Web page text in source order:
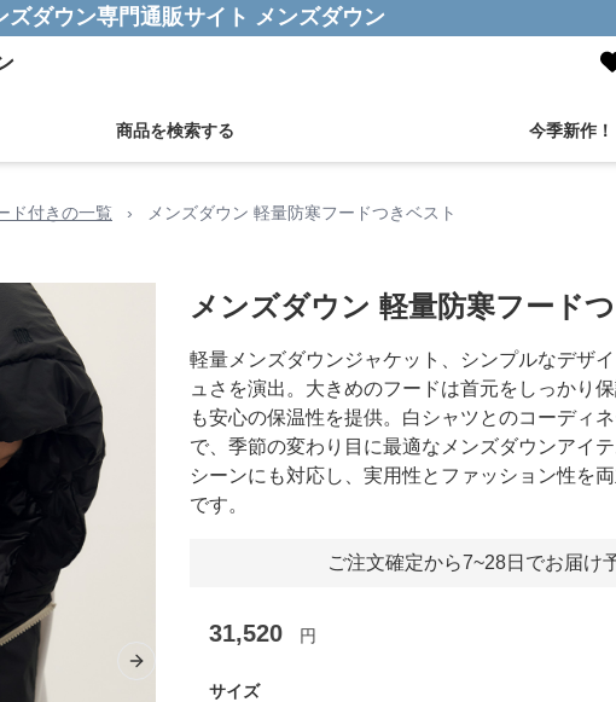
ズダウン専門通販サイト メンズダウン
商品を検索する 今季新作！
ド付きの一覧 › メンズダウン 軽量防寒フードつきベスト
Next slide
メンズダウン 軽量防寒フード
軽量メンズダウンジャケット、シンプルなデザ
ュさを演出。大きめのフードは首元をしっかり
も安心の保温性を提供。白シャツとのコーディ
で、季節の変わり目に最適なメンズダウンアイ
シーンにも対応し、実用性とファッション性を
です。
ご注文確定から7~28日でお届け
31,520 円
サイズ